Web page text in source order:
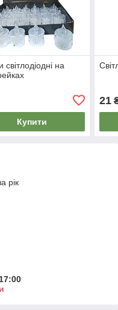
світлодіодні на
Купити
21
рік